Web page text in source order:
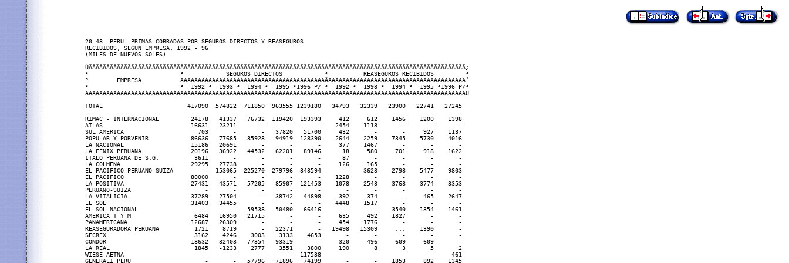
20.48  PERU: PRIMAS COBRADAS POR SEGUROS DIRECTOS Y REASEGUROS
RECIBIDOS, SEGUN EMPRESA, 1992 - 96
(MILES DE NUEVOS SOLES)
ÚÄÄÄÄÄÄÄÄÄÄÄÄÄÄÄÄÄÄÄÄÄÄÄÄÄÄÂÄÄÄÄÄÄÄÄÄÄÄÄÄÄÄÄÄÄÄÄÄÄÄÄÄÄÄÄÄÄÄÄÄÄÄÄÄÄÄÄÂÄÄÄÄÄÄÄÄÄÄÄÄÄÄÄÄÄÄÄÄÄÄÄÄÄÄÄÄÄÄÄÄÄÄÄÄÄÄÄ¿
³                          ³            SEGUROS DIRECTOS            ³          REASEGUROS RECIBIDOS         ³
³        EMPRESA           ÃÄÄÄÄÄÄÄÂÄÄÄÄÄÄÄÂÄÄÄÄÄÄÄÂÄÄÄÄÄÄÄÂÄÄÄÄÄÄÄÄÅÄÄÄÄÄÄÄÂÄÄÄÄÄÄÄÂÄÄÄÄÄÄÄÂÄÄÄÄÄÄÄÂÄÄÄÄÄÄÄ´
³                          ³  1992 ³  1993 ³  1994 ³  1995 ³1996 P/ ³  1992 ³  1993 ³  1994 ³  1995 ³1996 P/³
ÀÄÄÄÄÄÄÄÄÄÄÄÄÄÄÄÄÄÄÄÄÄÄÄÄÄÄÁÄÄÄÄÄÄÄÁÄÄÄÄÄÄÄÁÄÄÄÄÄÄÄÁÄÄÄÄÄÄÄÁÄÄÄÄÄÄÄÄÁÄÄÄÄÄÄÄÁÄÄÄÄÄÄÄÁÄÄÄÄÄÄÄÁÄÄÄÄÄÄÄÁÄÄÄÄÄÄÄÙ
TOTAL                        417090  574822  711850  963555 1239180   34793   32339   23900   22741   27245
RIMAC - INTERNACIONAL         24178   41337   76732  119420  193393     412     612    1456    1200    1398
ATLAS                         16631   23211       -       -       -    2454    1118       -       -       -
SUL AMERICA                     703       -       -   37820   51700     432       -       -     927    1137
POPULAR Y PORVENIR            86636   77685   85928   94919  128390    2644    2259    7345    5730    4016
LA NACIONAL                   15186   20691       -       -       -     377    1467       -       -       -
LA FENIX PERUANA              20196   36922   44532   62201   89146      18     580     701     918    1622
ITALO PERUANA DE S.G.          3611       -       -       -       -      87       -       -       -       -
LA COLMENA                    29295   27738       -       -       -     126     165       -       -       -
EL PACIFICO-PERUANO SUIZA         -  153065  225270  279796  343594       -    3623    2798    5477    9803
EL PACIFICO                   80000       -       -       -       -    1228       -       -       -       -
LA POSITIVA                   27431   43571   57205   85907  121453    1078    2543    3768    3774    3353
PERUANO-SUIZA                     -       -       -       -       -       -       -       -       -       -
LA VITALICIA                  37289   27504       -   38742   44898     392     374     ...     465    2647
EL SOL                        31403   34455       -       -       -    4448    1517       -       -       -
EL SOL NACIONAL                   -       -   59538   50480   66416       -       -    3540    1354    1461
AMERICA T Y M                  6484   16950   21715       -       -     635     492    1827       -       -
PANAMERICANA                  12687   26309       -       -       -     454    1776       -       -       -
REASEGURADORA PERUANA          1721    8719       -   22371       -   19498   15309     ...    1390       -
SECREX                         3162    4246    3003    3133    4653       -       -       -       -       -
CONDOR                        18632   32403   77354   93319       -     320     496     609     609       -
LA REAL                        1845   -1233    2777    3551    3800     190       8       3       5       2
WIESE AETNA                       -       -       -       -  117538                                     461
GENERALI PERU                     -       -   57796   71896   74199       -       -    1853     892    1345